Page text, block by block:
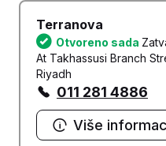
Terranova
Otvoreno sada
At Takhassusi Branch
Riyadh
011 281 4886
Više